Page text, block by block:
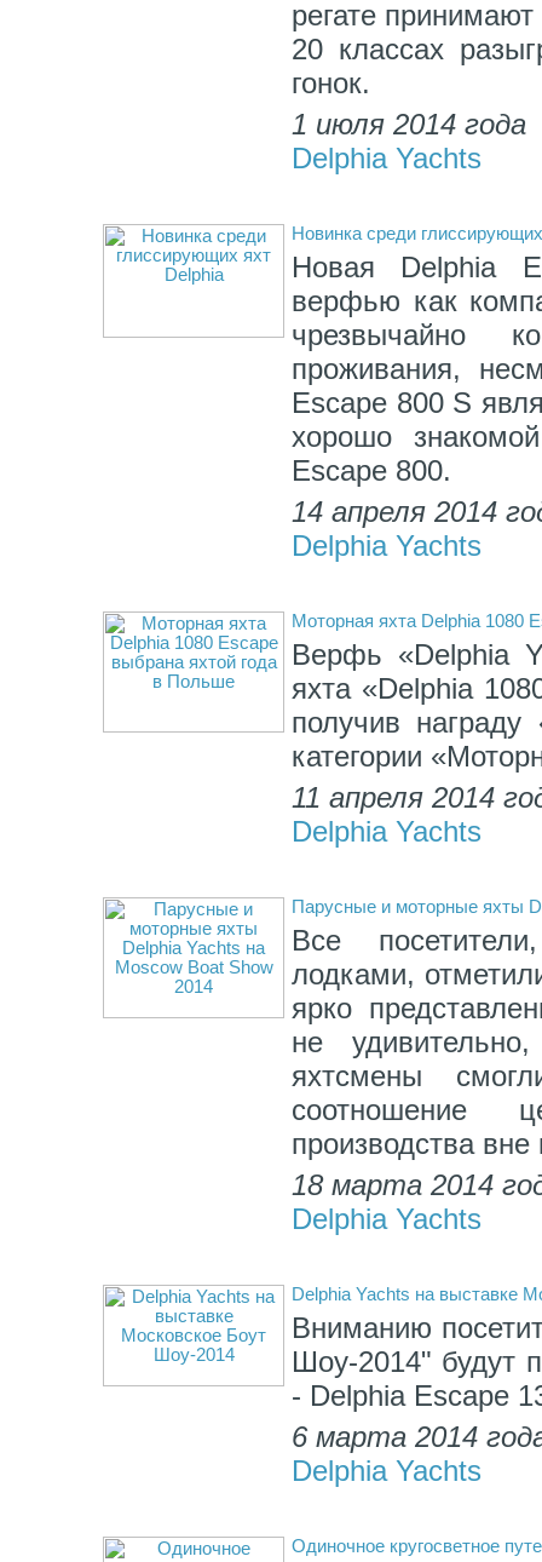
регате
20 классах
гонок.
1 июля 2014 года
Delphia Yachts
Новинка среди
Новая Delphia
верфью как
чрезвычайно
проживания,
Escape 800 S
хорошо
Escape 800.
14 апреля 2014
Delphia Yachts
Моторная яхта Delphia 1080
Верфь «Delphia
яхта «Delphia
получив
категории
11 апреля 2014
Delphia Yachts
Парусные и моторные яхты
Все
лодками,
ярко
не
яхтсмены
соотношение
производства вне
18 марта 2014
Delphia Yachts
Delphia Yachts на выставке
Вниманию
Шоу-2014" будут
- Delphia Escape
6 марта 2014
Delphia Yachts
Одиночное кругосветное